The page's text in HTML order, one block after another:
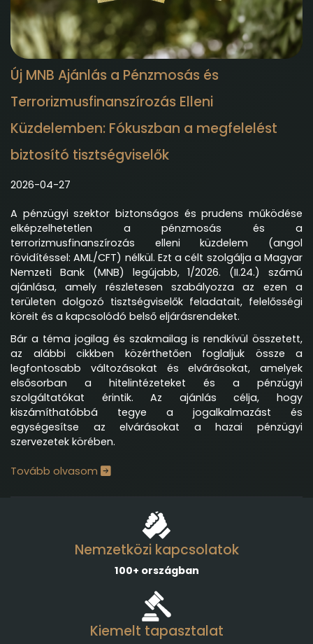
Új MNB Ajánlás a Pénzmosás és
Terrorizmusfinanszírozás Elleni
Küzdelemben: Fókuszban a megfelelést
biztosító tisztségviselők
2026-04-27
A pénzügyi szektor biztonságos és prudens működése
elképzelhetetlen a pénzmosás és a
terrorizmusfinanszírozás elleni küzdelem (angol
rövidítéssel: AML/CFT) nélkül. Ezt a célt szolgálja a Magyar
Nemzeti Bank (MNB) legújabb, 1/2026. (II.24.) számú
ajánlása, amely részletesen szabályozza az ezen a
területen dolgozó tisztségviselők feladatait, felelősségi
köreit és a kapcsolódó belső eljárásrendeket.
Bár a téma jogilag és szakmailag is rendkívül összetett,
az alábbi cikkben közérthetően foglaljuk össze a
legfontosabb változásokat és elvárásokat, amelyek
elsősorban a hitelintézeteket és a pénzügyi
szolgáltatókat érintik. Az ajánlás célja, hogy
kiszámíthatóbbá tegye a jogalkalmazást és
egységesítse az elvárásokat a hazai pénzügyi
szervezetek körében.
Tovább olvasom
Nemzetközi kapcsolatok
100+ országban
Kiemelt tapasztalat